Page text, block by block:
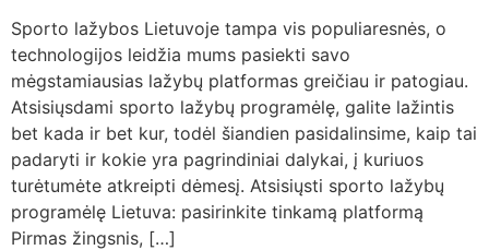
Sporto lažybos Lietuvoje tampa vis populiaresnės, o
technologijos leidžia mums pasiekti savo
mėgstamiausias lažybų platformas greičiau ir patogiau.
Atsisiųsdami sporto lažybų programėlę, galite lažintis
bet kada ir bet kur, todėl šiandien pasidalinsime, kaip tai
padaryti ir kokie yra pagrindiniai dalykai, į kuriuos
turėtumėte atkreipti dėmesį. Atsisiųsti sporto lažybų
programėlę Lietuva: pasirinkite tinkamą platformą
Pirmas žingsnis, […]